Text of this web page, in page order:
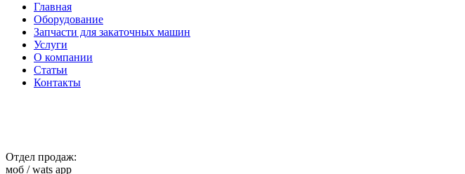
Главная
Оборудование
Запчасти для закаточных машин
Услуги
О компании
Статьи
Контакты
Отдел продаж:
моб / wats app